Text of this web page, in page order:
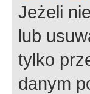
Jeżeli
lub
tylko
danym